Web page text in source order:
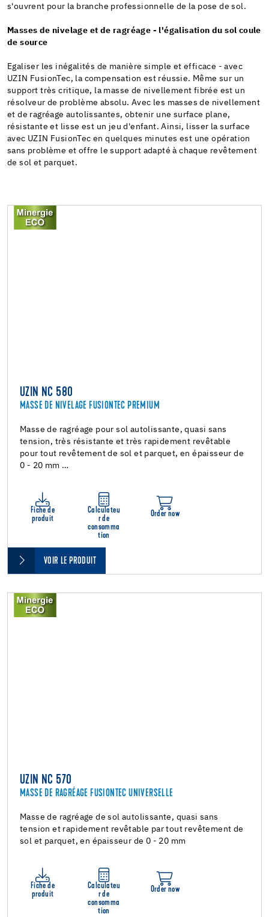
s'ouvrent pour la branche professionnelle de la pose de sol.
Masses de nivelage et de ragréage - l'égalisation du sol coule
de source
Egaliser les inégalités de manière simple et efficace - avec
UZIN FusionTec, la compensation est réussie. Même sur un
support très critique, la masse de nivellement fibrée est un
résolveur de problème absolu. Avec les masses de nivellement
et de ragréage autolissantes, obtenir une surface plane,
résistante et lisse est un jeu d'enfant. Ainsi, lisser la surface
avec UZIN FusionTec en quelques minutes est une opération
sans problème et offre le support adapté à chaque revêtement
de sol et parquet.
UZIN NC 580
MASSE DE NIVELAGE FUSIONTEC PREMIUM
Masse de ragréage pour sol autolissante, quasi sans
tension, très résistante et très rapidement revêtable
pour tout revêtement de sol et parquet, en épaisseur de
0 - 20 mm …
Fiche de
produit
Calculateu
r de
consomma
tion
Order now
VOIR LE PRODUIT
UZIN NC 570
MASSE DE RAGRÉAGE FUSIONTEC UNIVERSELLE
Masse de ragréage de sol autolissante, quasi sans
tension et rapidement revêtable par tout revêtement de
sol et parquet, en épaisseur de 0 - 20 mm
Fiche de
produit
Calculateu
r de
consomma
tion
Order now